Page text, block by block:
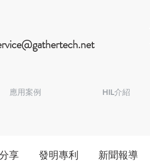
應用案例 HIL介紹
享 發明專利 新聞報導